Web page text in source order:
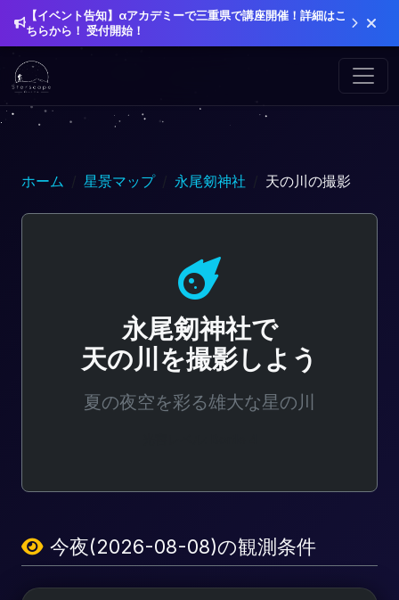
【イベント告知】αアカデミーで三重県で講座開催！詳細はこ
ちらから！ 受付開始！
ホーム 星景マップ 永尾剱神社 天の川の撮影
永尾剱神社で
天の川を撮影しよう
夏の夜空を彩る雄大な星の川
今夜(2026-08-08)の観測条件